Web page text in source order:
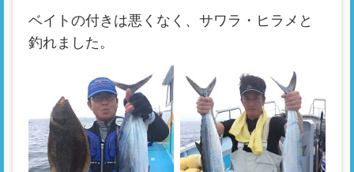
ベイトの付きは悪くなく、サワラ・ヒラメと
釣れました。